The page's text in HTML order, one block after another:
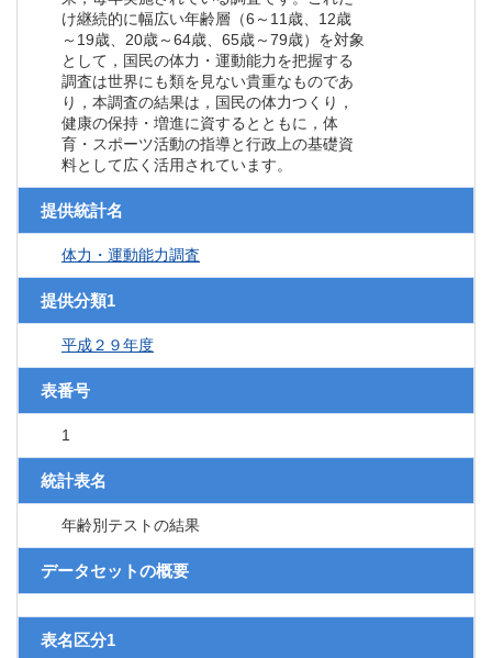
け継続的に幅広い年齢層（6～11歳、12歳
～19歳、20歳～64歳、65歳～79歳）を対象
として，国民の体力・運動能力を把握する
調査は世界にも類を見ない貴重なものであ
り，本調査の結果は，国民の体力つくり，
健康の保持・増進に資するとともに，体
育・スポーツ活動の指導と行政上の基礎資
料として広く活用されています。
提供統計名
体力・運動能力調査
提供分類1
平成２９年度
表番号
1
統計表名
年齢別テストの結果
データセットの概要
表名区分1